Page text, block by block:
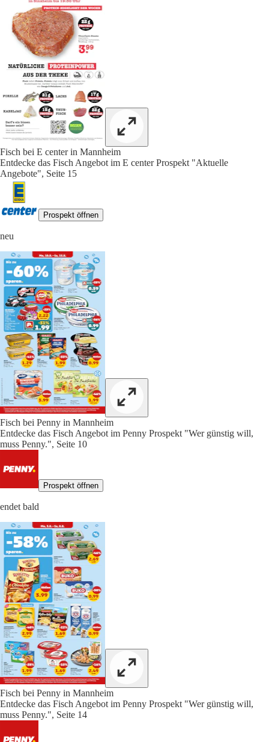
Fisch bei E center in Mannheim
Entdecke das Fisch Angebot im E center Prospekt "Aktuelle
Angebote", Seite 15
Prospekt öffnen
neu
Fisch bei Penny in Mannheim
Entdecke das Fisch Angebot im Penny Prospekt "Wer günstig will,
muss Penny.", Seite 10
Prospekt öffnen
endet bald
Fisch bei Penny in Mannheim
Entdecke das Fisch Angebot im Penny Prospekt "Wer günstig will,
muss Penny.", Seite 14